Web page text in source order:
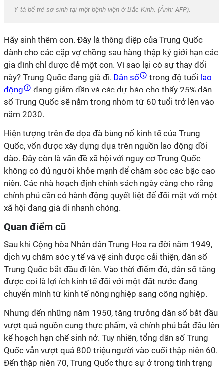
Y tá bế trẻ sơ sinh tại một bệnh viện ở Bắc Kinh. (Ảnh:AFP).
Hãy sinh thêm con. Đây là thông điệp của Trung Quốc
dành cho các cặp vợ chồng sau hàng thập kỷ giới hạn các
gia đình chỉ được đẻ một con. Vì sao lại có sự thay đổi
này? Trung Quốc đang già đi. Dân số trong độ tuổi lao
động
đang giảm dần và các dự báo cho thấy 25% dân
số Trung Quốc sẽ nằm trong nhóm từ 60 tuổi trở lên vào
năm 2030.
Hiện tượng trên đe dọa đà bùng nổ kinh tế của Trung
Quốc, vốn được xây dựng dựa trên nguồn lao động dồi
dào. Đây còn là vấn đề xã hội với nguy cơ Trung Quốc
không có đủ người khỏe mạnh để chăm sóc các bậc cao
niên. Các nhà hoạch định chính sách ngày càng cho rằng
chính phủ cần có hành động quyết liệt để đối mặt với một
xã hội đang già đi nhanh chóng.
Quan điểm cũ
Sau khi Cộng hòa Nhân dân Trung Hoa ra đời năm 1949,
dịch vụ chăm sóc y tế và vệ sinh được cải thiện, dân số
Trung Quốc bắt đầu đi lên. Vào thời điểm đó, dân số tăng
được coi là lợi ích kinh tế đối với một đất nước đang
chuyển mình từ kinh tế nông nghiệp sang công nghiệp.
Nhưng đến những năm 1950, tăng trưởng dân số bắt đầu
vượt quá nguồn cung thực phẩm, và chính phủ bắt đầu lên
kế hoạch hạn chế sinh nở. Tuy nhiên, tổng dân số Trung
Quốc vẫn vượt quá 800 triệu người vào cuối thập niên 60.
Đến thập niên 70, Trung Quốc thực sự ở trong tình trạng